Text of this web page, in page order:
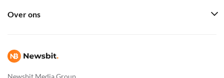
Newsbit Media Group
Over ons